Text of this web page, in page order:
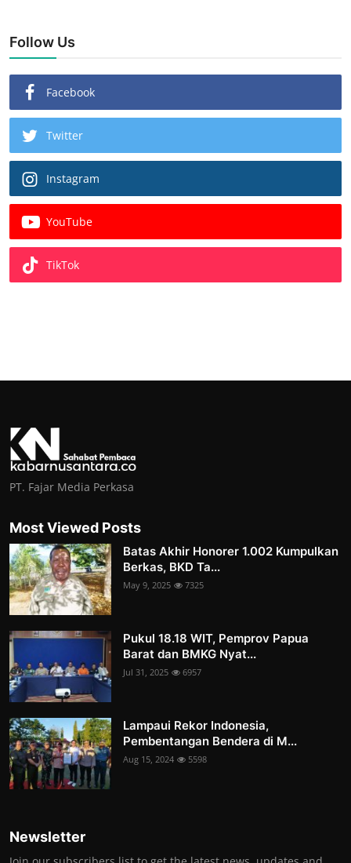
Follow Us
Facebook
Twitter
Instagram
YouTube
TikTok
PT. Fajar Media Perkasa
Most Viewed Posts
Batas Akhir Honorer 1.002 Kumpulkan
Berkas, BKD Ta...
May 9, 2025 7325
Pukul 18.18 WIT, Pemprov Papua
Barat dan BMKG Nyat...
Jul 31, 2025 6957
Lampaui Rekor Indonesia,
Pembentangan Bendera di M...
Aug 15, 2024 5598
Newsletter